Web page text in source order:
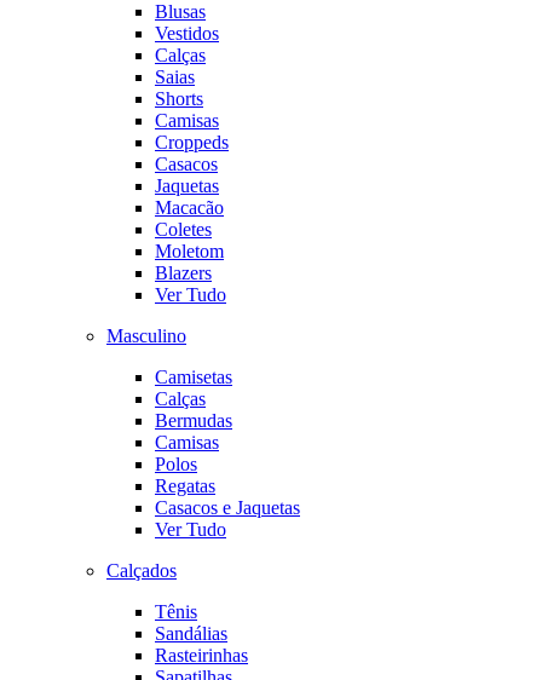
Blusas
Vestidos
Calças
Saias
Shorts
Camisas
Croppeds
Casacos
Jaquetas
Macacão
Coletes
Moletom
Blazers
Ver Tudo
Masculino
Camisetas
Calças
Bermudas
Camisas
Polos
Regatas
Casacos e Jaquetas
Ver Tudo
Calçados
Tênis
Sandálias
Rasteirinhas